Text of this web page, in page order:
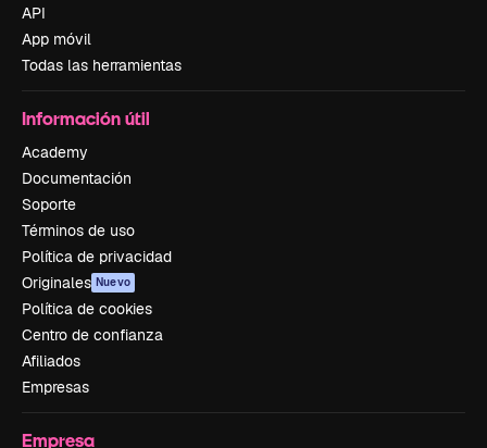
API
App móvil
Todas las herramientas
Información útil
Academy
Documentación
Soporte
Términos de uso
Política de privacidad
Originales Nuevo
Política de cookies
Centro de confianza
Afiliados
Empresas
Empresa